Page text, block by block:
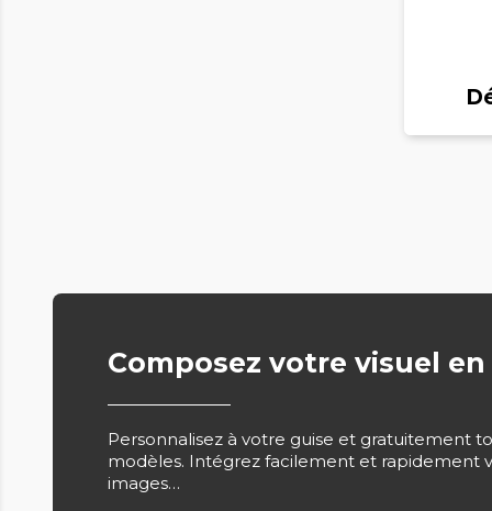
Composez votre visuel
Personnalisez à votre guise et gratuitement
modèles. Intégrez facilement et rapidement
images…